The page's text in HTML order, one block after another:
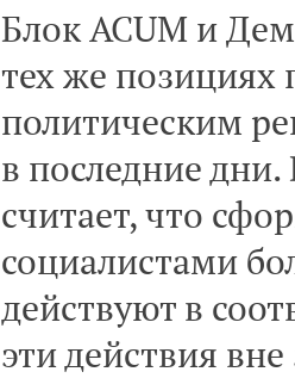
Блок ACUM и
тех же
политическим
в последние дни.
считает, что
социалистами
действуют в
эти действия